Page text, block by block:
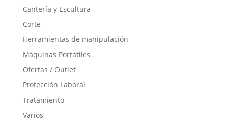
elegir
la
página
de
Cantería y Escultura
Corte
Herramientas de manipulación
Máquinas Portátiles
Ofertas / Outlet
Protección Laboral
Tratamiento
Varios